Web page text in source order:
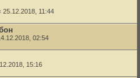
25.12.2018, 11:44
02:54
15:16